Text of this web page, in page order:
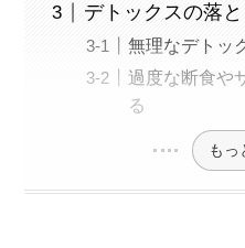
デトックスの落
無理なデトッ
過度な断食や
る
もっ